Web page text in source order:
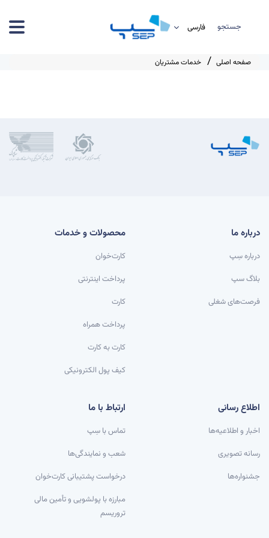
جستجو
صفحه اصلی خدمات مشتریان
درباره ما
درباره سِپ
بلاگ سپ
فرصت‌های شغلی
محصولات و خدمات
کارت‌خوان
پرداخت اینترنتی
کارت
پرداخت همراه
کارت به کارت
کیف پول الکترونیکی
اطلاع رسانی
اخبار و اطلاعیه‌ها
رسانه تصویری
جشنواره‌ها
ارتباط با ما
تماس با سِپ
شعب و نمایندگی‌ها
درخواست پشتیبانی کارت‌خوان
مبارزه با پولشویی و تأمین مالی
تروریسم